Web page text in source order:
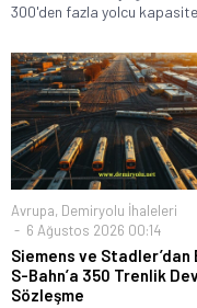
300'den fazla yolcu
Avrupa, Demiryolu İhaleleri
6 Ağustos 2026 00:14
Siemens ve Stadler’dan
S-Bahn’a 350 Trenlik Dev
Sözleşme